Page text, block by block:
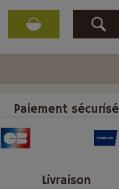
Paiement sécurisé
Livraison